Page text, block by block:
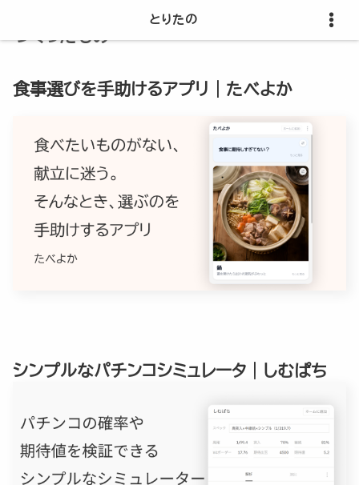
つくったもの
食事選びを手助けるアプリ｜たべよか
シンプルなパチンコシミュレータ｜しむぱち
とりたの